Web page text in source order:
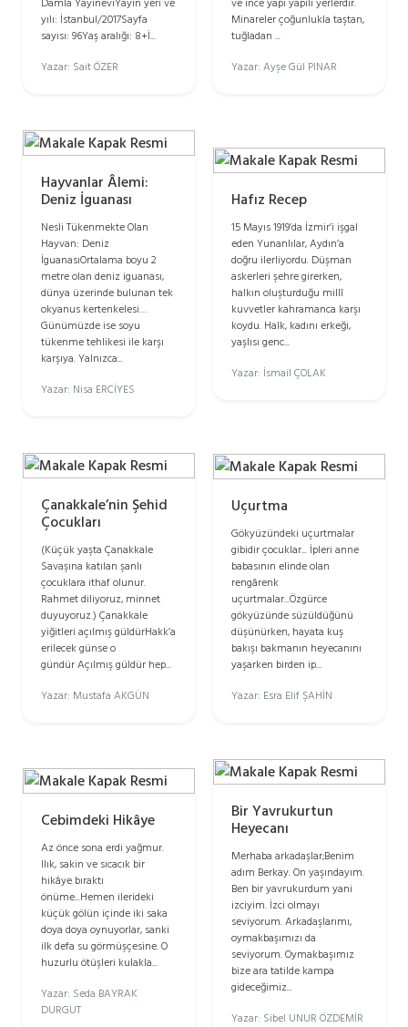
Damla YayıneviYayın yeri ve
yılı: İstanbul/2017Sayfa
sayısı: 96Yaş aralığı: 8+İ...
Yazar: Sait ÖZER
ve ince yapı yapılı yerlerdir.
Minareler çoğunlukla taştan,
tuğladan ...
Yazar: Ayşe Gül PINAR
Hayvanlar Âlemi:
Deniz İguanası
Nesli Tükenmekte Olan
Hayvan: Deniz
İguanasıOrtalama boyu 2
metre olan deniz iguanası,
dünya üzerinde bulunan tek
okyanus kertenkelesi…
Günümüzde ise soyu
tükenme tehlikesi ile karşı
karşıya. Yalnızca...
Yazar: Nisa ERCİYES
Hafız Recep
15 Mayıs 1919’da İzmir’i işgal
eden Yunanlılar, Aydın’a
doğru ilerliyordu. Düşman
askerleri şehre girerken,
halkın oluşturduğu millî
kuvvetler kahramanca karşı
koydu. Halk, kadını erkeği,
yaşlısı genc...
Yazar: İsmail ÇOLAK
Çanakkale’nin Şehid
Çocukları
(Küçük yaşta Çanakkale
Savaşına katılan şanlı
çocuklara ithaf olunur.
Rahmet diliyoruz, minnet
duyuyoruz.) Çanakkale
yiğitleri açılmış güldürHakk’a
erilecek günse o
gündür Açılmış güldür hep...
Yazar: Mustafa AKGÜN
Uçurtma
Gökyüzündeki uçurtmalar
gibidir çocuklar... İpleri anne
babasının elinde olan
rengârenk
uçurtmalar...Özgürce
gökyüzünde süzüldüğünü
düşünürken, hayata kuş
bakışı bakmanın heyecanını
yaşarken birden ip...
Yazar: Esra Elif ŞAHİN
Cebimdeki Hikâye
Az önce sona erdi yağmur.
Ilık, sakin ve sıcacık bir
hikâye bıraktı
önüme...Hemen ilerideki
küçük gölün içinde iki saka
doya doya oynuyorlar, sanki
ilk defa su görmüşçesine. O
huzurlu ötüşleri kulakla...
Yazar: Seda BAYRAK
DURGUT
Bir Yavrukurtun
Heyecanı
Merhaba arkadaşlar;Benim
adım Berkay. On yaşındayım.
Ben bir yavrukurdum yani
izciyim. İzci olmayı
seviyorum. Arkadaşlarımı,
oymakbaşımızı da
seviyorum. Oymakbaşımız
bize ara tatilde kampa
gideceğimiz...
Yazar: Sibel UNUR ÖZDEMİR